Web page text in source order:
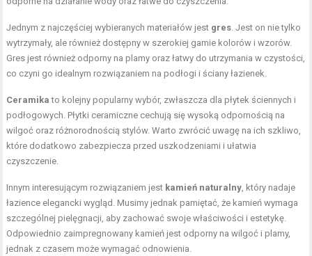
Jednym z najczęściej wybieranych materiałów jest gres . Jest on nie tylko
wytrzymały, ale również dostępny w szerokiej gamie kolorów i wzorów.
Gres jest również odporny na plamy oraz łatwy do utrzymania w czystości,
co czyni go idealnym rozwiązaniem na podłogi i ściany łazienek.
Ceramika to kolejny popularny wybór, zwłaszcza dla płytek ściennych i
podłogowych. Płytki ceramiczne cechują się wysoką odpornością na
wilgoć oraz różnorodnością stylów. Warto zwrócić uwagę na ich szkliwo,
które dodatkowo zabezpiecza przed uszkodzeniami i ułatwia
czyszczenie.
Innym interesującym rozwiązaniem jest kamień naturalny , który nadaje
łazience elegancki wygląd. Musimy jednak pamiętać, że kamień wymaga
szczególnej pielęgnacji, aby zachować swoje właściwości i estetykę.
Odpowiednio zaimpregnowany kamień jest odporny na wilgoć i plamy,
jednak z czasem może wymagać odnowienia.